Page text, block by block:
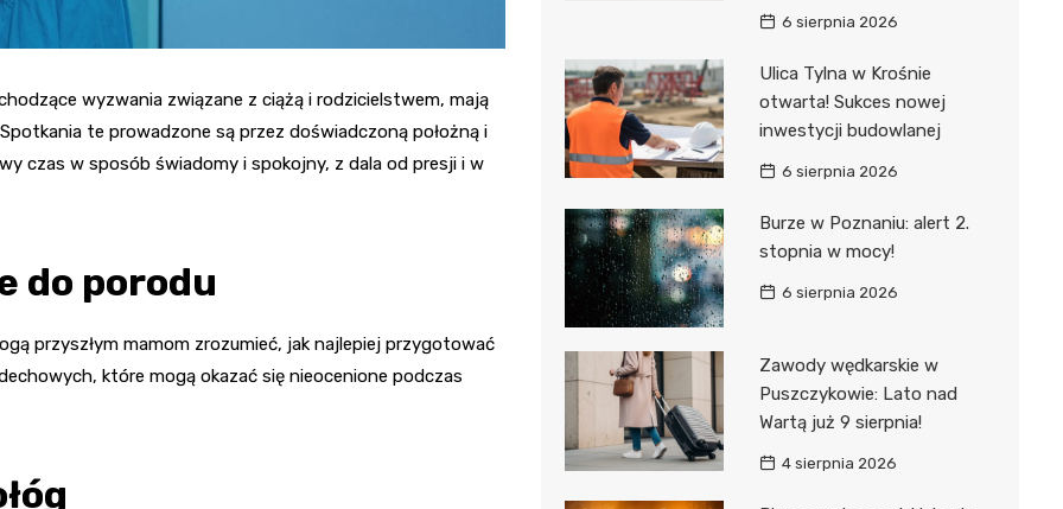
wyzwania związane z ciążą i rodzicielstwem, mają
te prowadzone są przez doświadczoną położną i
czas w sposób świadomy i spokojny, z dala od presji i w
do porodu
przyszłym mamom zrozumieć, jak najlepiej przygotować
które mogą okazać się nieocenione podczas
6 sierpnia 2026
Ulica Tylna w Krośnie
otwarta! Sukces nowej
inwestycji budowlanej
6 sierpnia 2026
Burze w Poznaniu: alert 2.
stopnia w mocy!
6 sierpnia 2026
Zawody wędkarskie w
Puszczykowie: Lato nad
Wartą już 9 sierpnia!
4 sierpnia 2026